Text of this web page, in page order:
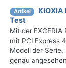
Artikel
KIOXIA
Test
Mit der EXCERIA
mit PCI Express
Modell der Serie,
genau